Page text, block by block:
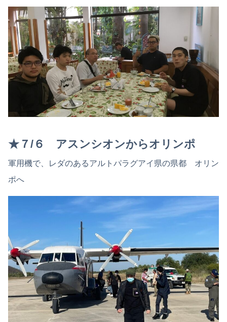
★７/６ アスンシオンからオリンポ
軍用機で、レダのあるアルトパラグアイ県の県都 オリン
ポへ